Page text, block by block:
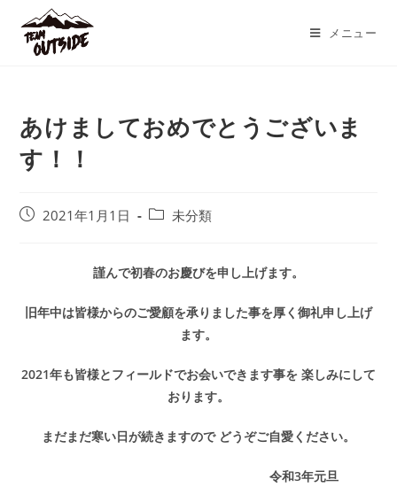
メニュー
あけましておめでとうございま
す！！
投
2021年1月1日
投
テ
リ
未分類
謹んで初春のお慶びを申し上げます。
旧年中は皆様からのご愛顧を承りました事を厚く御礼申し上げ
ます。
2021年も皆様とフィールドでお会いできます事を 楽しみにして
おります。
まだまだ寒い日が続きますので どうぞご自愛ください。
令和3年元旦